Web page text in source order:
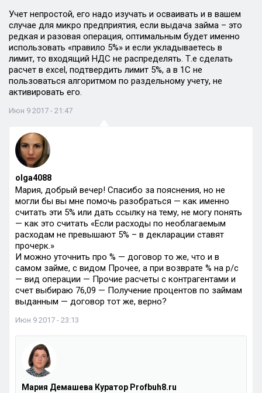
Учет непростой, его надо изучать и осваивать и в вашем
случае для микро предприятия, если выдача займа – это
редкая и разовая операция, оптимальным будет именно
использовать «правило 5%» и если укладываетесь в
лимит, то входящий НДС не распределять. Т.е сделать
расчет в excel, подтвердить лимит 5%, а в 1С не
пользоваться алгоритмом по раздельному учету, не
активировать его.
Июн 9 2017 - 21:47
olga4088
Мария, добрый вечер! Спасибо за пояснения, но не
могли бы вы мне помочь разобраться — как именно
считать эти 5% или дать ссылку на тему, не могу понять
— как это считать «Если расходы по необлагаемым
расходам не превышают 5% – в декларации ставят
прочерк.»
И можно уточнить про % — договор то же, что и в
самом займе, с видом Прочее, а при возврате % на р/с
— вид операции — Прочие расчеты с контрагентами и
счет выбираю 76,09 — Получение процентов по займам
выданным — договор тот же, верно?
Июн 9 2017 - 23:13
Мария Демашева Куратор Profbuh8.ru